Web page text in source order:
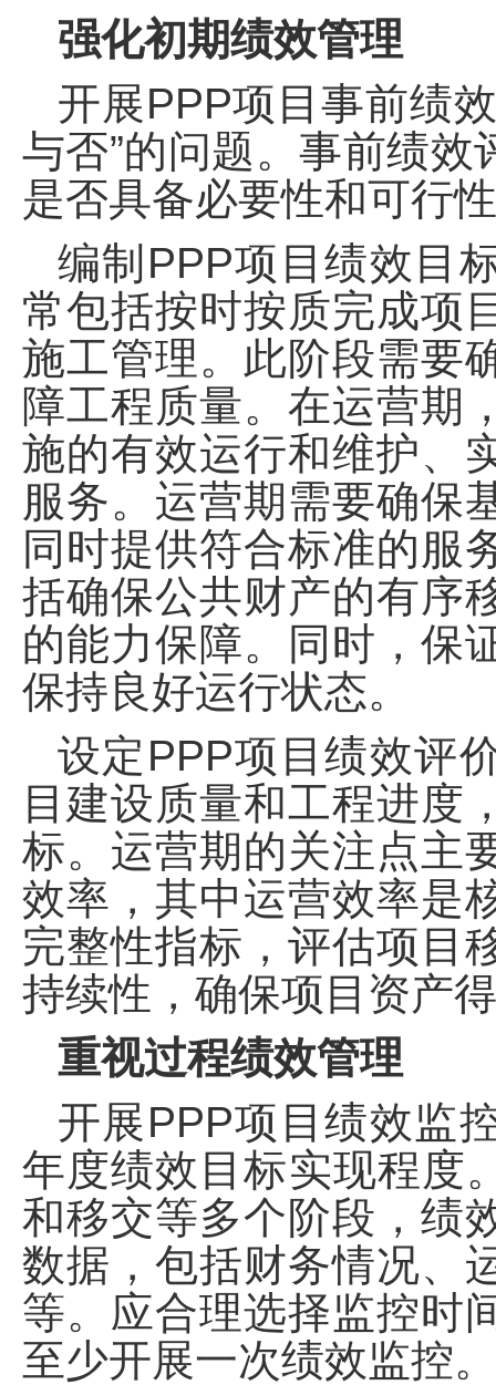
强化初期绩效管理
开展PPP项目事前绩
与否”的问题。事前绩
是否具备必要性和可行
编制PPP项目绩效目
常包括按时按质完成项
施工管理。此阶段需要
障工程质量。在运营期
施的有效运行和维护、
服务。运营期需要确保
同时提供符合标准的服
括确保公共财产的有序
的能力保障。同时，保
保持良好运行状态。
设定PPP项目绩效评
目建设质量和工程进度
标。运营期的关注点主
效率，其中运营效率是
完整性指标，评估项目
持续性，确保项目资产
重视过程绩效管理
开展PPP项目绩效监
年度绩效目标实现程度
和移交等多个阶段，绩
数据，包括财务情况、
等。应合理选择监控时
至少开展一次绩效监控。